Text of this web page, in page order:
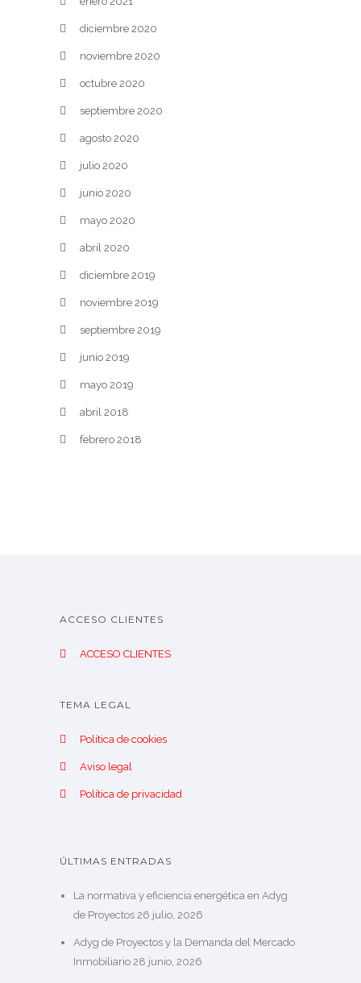
diciembre 2020
noviembre 2020
octubre 2020
septiembre 2020
agosto 2020
julio 2020
junio 2020
mayo 2020
abril 2020
diciembre 2019
noviembre 2019
septiembre 2019
junio 2019
mayo 2019
abril 2018
febrero 2018
ACCESO CLIENTES
ACCESO CLIENTES
TEMA LEGAL
Política de cookies
Aviso legal
Política de privacidad
ÚLTIMAS ENTRADAS
La normativa y eficiencia energética en Adyg
de Proyectos 26 julio, 2026
Adyg de Proyectos y la Demanda del Mercado
Inmobiliario 28 junio, 2026